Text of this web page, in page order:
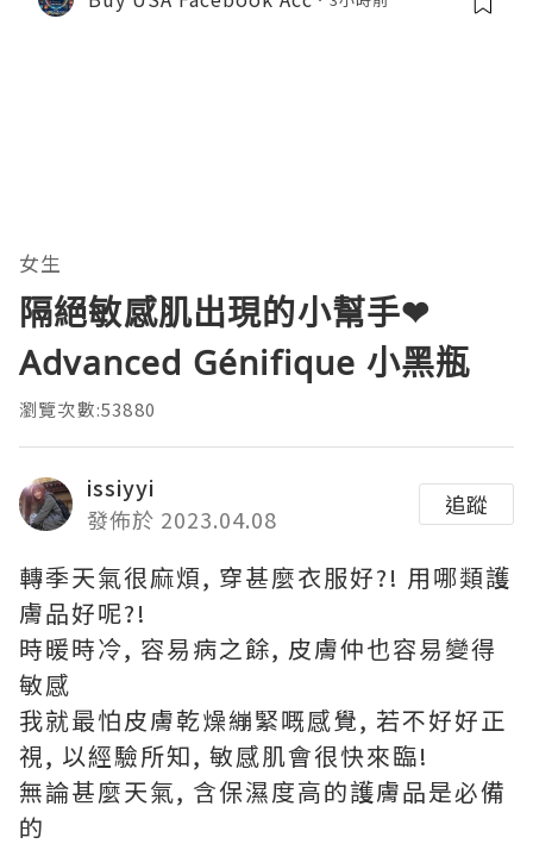
女生
隔絕敏感肌出現的小幫手❤
Advanced Génifique 小黑瓶
瀏覽次數:53880
issiyyi
發佈於 2023.04.08
追蹤
轉季天氣很麻煩, 穿甚麼衣服好?! 用哪類護
膚品好呢?!
時暖時冷, 容易病之餘, 皮膚仲也容易變得
敏感
我就最怕皮膚乾燥繃緊嘅感覺, 若不好好正
視, 以經驗所知, 敏感肌會很快來臨!
無論甚麼天氣, 含保濕度高的護膚品是必備
的